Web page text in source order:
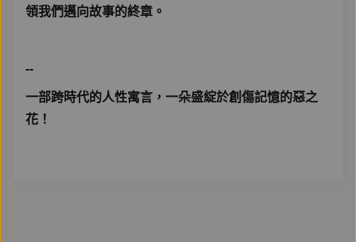
領我們邁向故事的終章。
--
一部跨時代的人性寓言，一朵盛綻於創傷記憶的惡之
花！